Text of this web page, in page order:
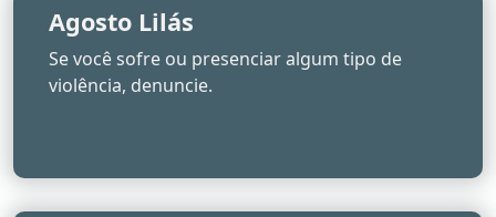
Agosto Lilás
Se você sofre ou presenciar algum tipo de
violência, denuncie.